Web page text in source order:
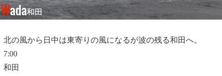
Video Logs
Wada和田
北の風から日中は東寄りの風になるが波の残る和田へ。
7:00
和田